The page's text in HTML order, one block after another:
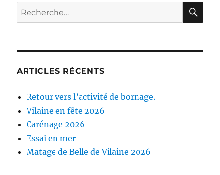
Recherche
pour :
ARTICLES RÉCENTS
Retour vers l’activité de bornage.
Vilaine en fête 2026
Carénage 2026
Essai en mer
Matage de Belle de Vilaine 2026